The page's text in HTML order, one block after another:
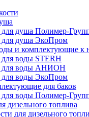
для душа Полимер-
для душа ЭкоПром
и комплектующие к
воды STERH
для воды АНИОН
для воды ЭкоПром
для баков
для воды Полимер-
дизельного топлива
для дизельного